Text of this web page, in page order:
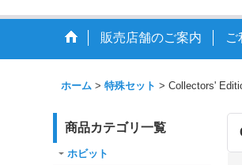
販売店舗のご案内 ご
ホーム > 特殊セット > Collectors'
商品カテゴリ一覧
ホビット